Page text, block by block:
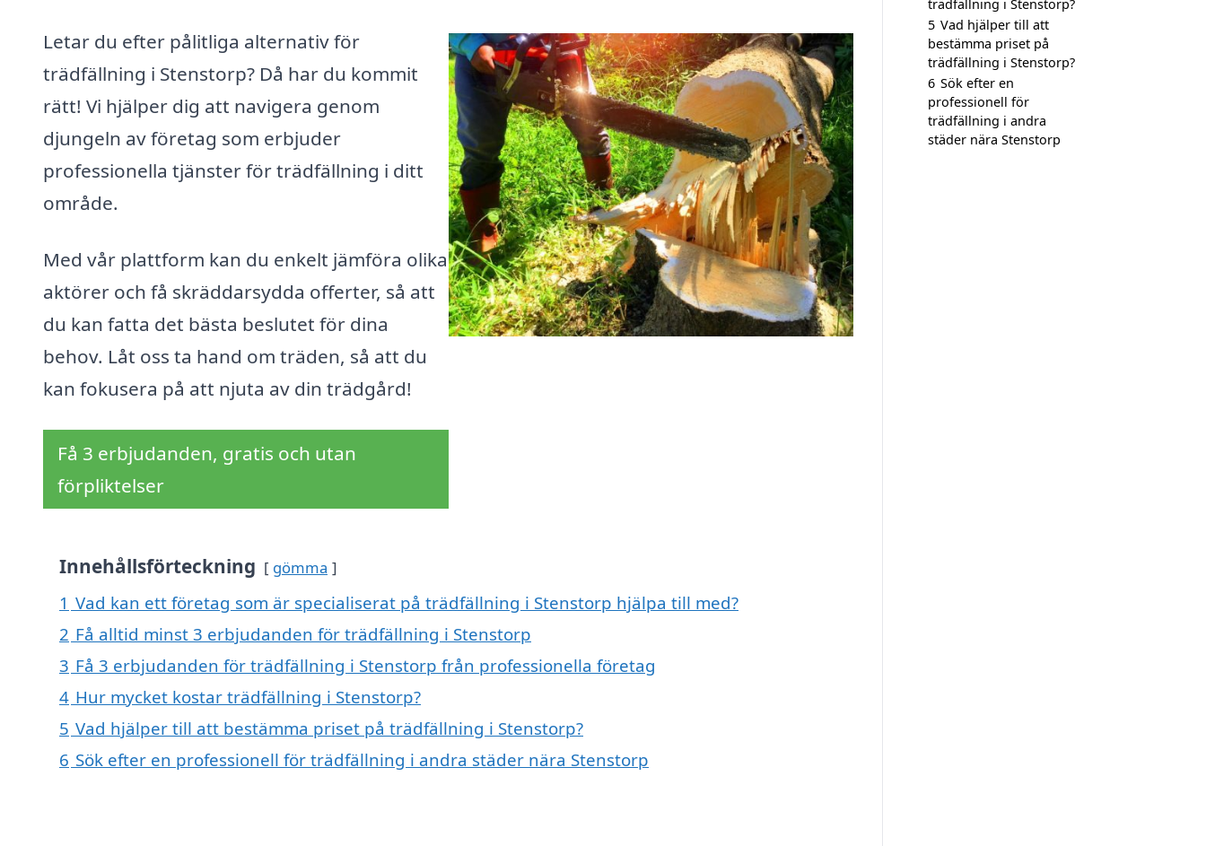
Letar du efter pålitliga alternativ för
trädfällning i Stenstorp? Då har du kommit
rätt! Vi hjälper dig att navigera genom
djungeln av företag som erbjuder
professionella tjänster för trädfällning i ditt
område.
Med vår plattform kan du enkelt jämföra olika
aktörer och få skräddarsydda offerter, så att
du kan fatta det bästa beslutet för dina
behov. Låt oss ta hand om träden, så att du
kan fokusera på att njuta av din trädgård!
Få 3 erbjudanden, gratis och utan
förpliktelser
Innehållsförteckning gömma
1 Vad kan ett företag som är specialiserat på trädfällning i Stenstorp hjälpa till med?
2 Få alltid minst 3 erbjudanden för trädfällning i Stenstorp
3 Få 3 erbjudanden för trädfällning i Stenstorp från professionella företag
4 Hur mycket kostar trädfällning i Stenstorp?
5 Vad hjälper till att bestämma priset på trädfällning i Stenstorp?
6 Sök efter en professionell för trädfällning i andra städer nära Stenstorp
trädfällning i Stenstorp?
5 Vad hjälper till att
bestämma priset på
trädfällning i Stenstorp?
6 Sök efter en
professionell för
trädfällning i andra
städer nära Stenstorp